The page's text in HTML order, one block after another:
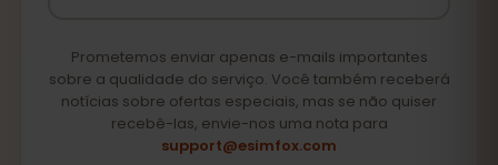
Prometemos enviar apenas e-mails importantes
sobre a qualidade do serviço. Você também receberá
notícias sobre ofertas especiais, mas se não quiser
recebê-las, envie-nos uma nota para
support@esimfox.com